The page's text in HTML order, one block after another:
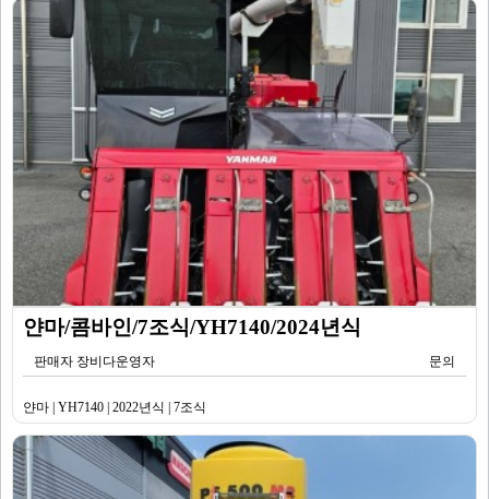
얀마/콤바인/7조식/YH7140/2024년식
판매자 장비다운영자 문의
얀마 | YH7140 | 2022년식 | 7조식